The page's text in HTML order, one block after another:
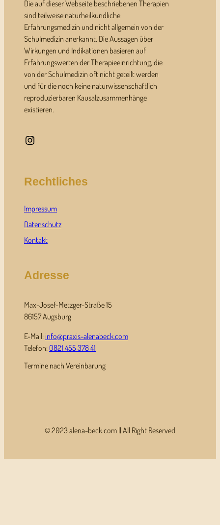
Die auf dieser Webseite beschriebenen Therapien
sind teilweise naturheilkundliche
Erfahrungsmedizin und nicht allgemein von der
Schulmedizin anerkannt. Die Aussagen über
Wirkungen und Indikationen basieren auf
Erfahrungswerten der Therapieeinrichtung, die
von der Schulmedizin oft nicht geteilt werden
und für die noch keine naturwissenschaftlich
reproduzierbaren Kausalzusammenhänge
existieren.
Instagram
Rechtliches
Impressum
Datenschutz
Kontakt
Adresse
Max-Josef-Metzger-Straße 15
86157 Augsburg
E-Mail: info@praxis-alenabeck.com
Telefon: 0821 455 378 41
Termine nach Vereinbarung
© 2023 alena-beck.com || All Right Reserved